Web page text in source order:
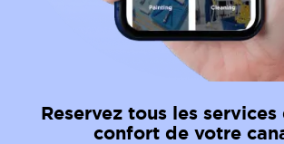
Reservez tous les
confort de votre